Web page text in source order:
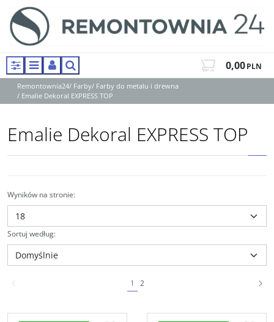
PanelMenuPanelSzukaj 0,00PLN
Remontownia24/ Farby/ Farby do metalu i drewna
/ Emalie Dekoral EXPRESS TOP
Emalie Dekoral EXPRESS TOP
Wyników na stronie:
Sortuj według:
1 2